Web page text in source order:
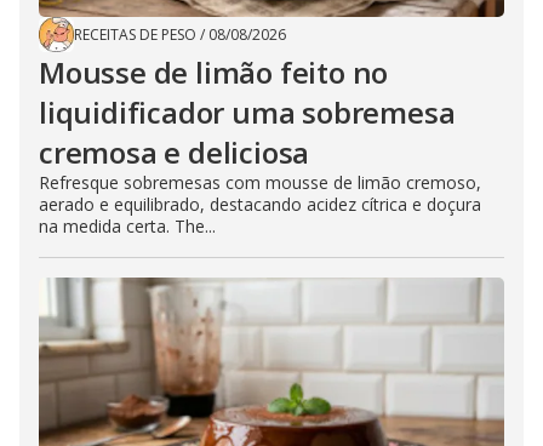
RECEITAS DE PESO / 08/08/2026
Mousse de limão feito no
liquidificador uma sobremesa
cremosa e deliciosa
Refresque sobremesas com mousse de limão cremoso,
aerado e equilibrado, destacando acidez cítrica e doçura
na medida certa. The...